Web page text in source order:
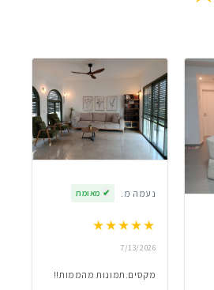
נעמה מ. ✔ מאומת
★★★★★
7/13/2026
מקסים.תמונות מהממות!!